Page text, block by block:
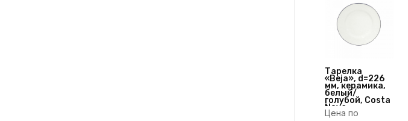
Тарелка
«Beja», d=226
мм, керамика,
белый/
голубой, Costa
Nova
(Португалия)
Цена по